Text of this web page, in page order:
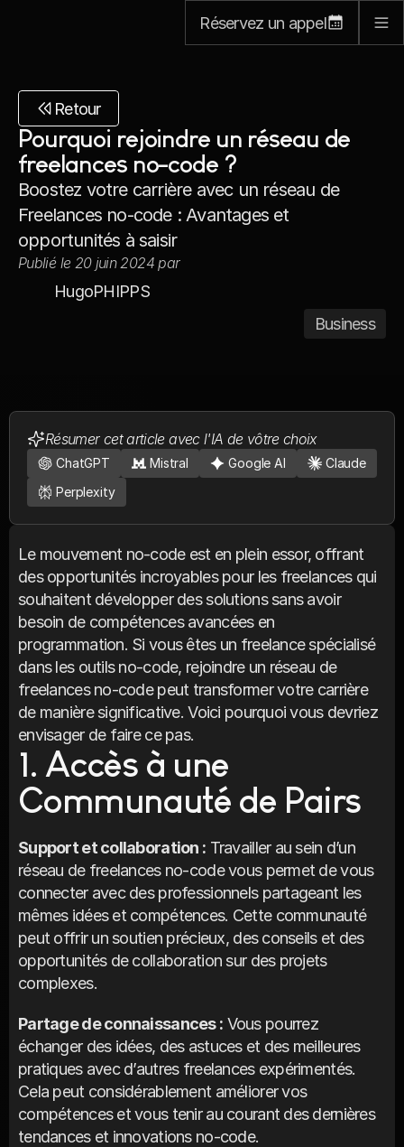
Réservez un appel
Retour
Pourquoi rejoindre un réseau de
freelances no-code ?
Boostez votre carrière avec un réseau de
Freelances no-code : Avantages et
opportunités à saisir
Publié le 20 juin 2024 par
HugoPHIPPS
Business
Résumer cet article avec l'IA de vôtre choix
ChatGPT Mistral Google AI
Claude
Perplexity
Le mouvement no-code est en plein essor, offrant
des opportunités incroyables pour les freelances qui
souhaitent développer des solutions sans avoir
besoin de compétences avancées en
programmation. Si vous êtes un freelance spécialisé
dans les outils no-code, rejoindre un réseau de
freelances no-code peut transformer votre carrière
de manière significative. Voici pourquoi vous devriez
envisager de faire ce pas.
1. Accès à une
Communauté de Pairs
Support et collaboration : Travailler au sein d’un
réseau de freelances no-code vous permet de vous
connecter avec des professionnels partageant les
mêmes idées et compétences. Cette communauté
peut offrir un soutien précieux, des conseils et des
opportunités de collaboration sur des projets
complexes.
Partage de connaissances : Vous pourrez
échanger des idées, des astuces et des meilleures
pratiques avec d’autres freelances expérimentés.
Cela peut considérablement améliorer vos
compétences et vous tenir au courant des dernières
tendances et innovations no-code.